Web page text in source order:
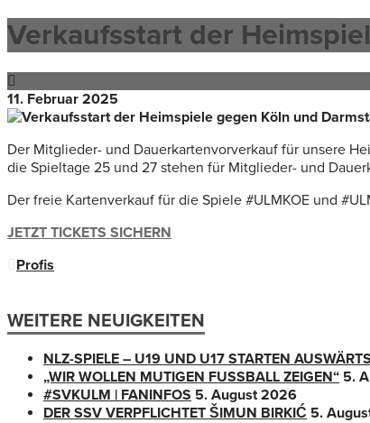
Verkaufsstart der
11. Februar 2025
Der Mitglieder- und Dauerkartenvorverkauf für unsere
die Spieltage 25 und 27 stehen für Mitglieder- und
Der freie Kartenverkauf für die Spiele #ULMKOE und
JETZT TICKETS SICHERN
Profis
WEITERE NEUIGKEITEN
NLZ-SPIELE – U19 UND U17 STARTEN
„WIR WOLLEN MUTIGEN FUSSBALL ZEIGEN“
5.
#SVKULM | FANINFOS 5. August 2026
DER SSV VERPFLICHTET ŠIMUN BIRKIĆ 5.